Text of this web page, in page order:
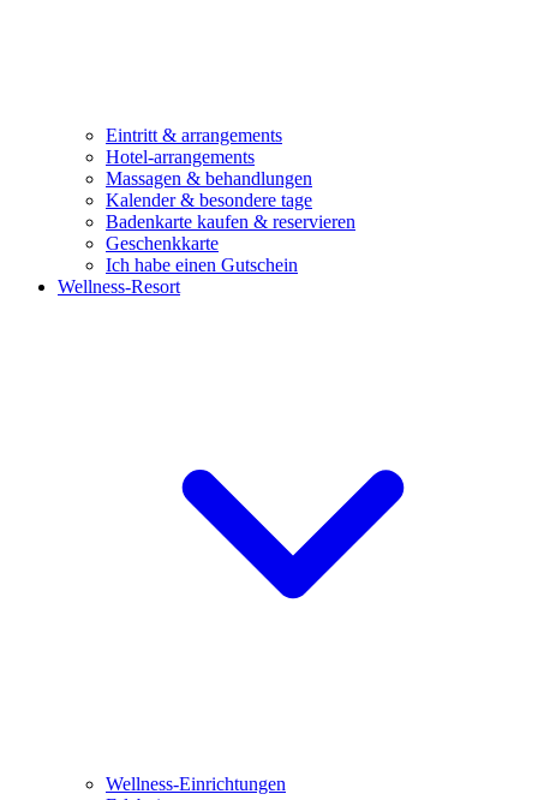
Eintritt & arrangements
Hotel-arrangements
Massagen & behandlungen
Kalender & besondere tage
Badenkarte kaufen & reservieren
Geschenkkarte
Ich habe einen Gutschein
Wellness-Resort
Wellness-Einrichtungen